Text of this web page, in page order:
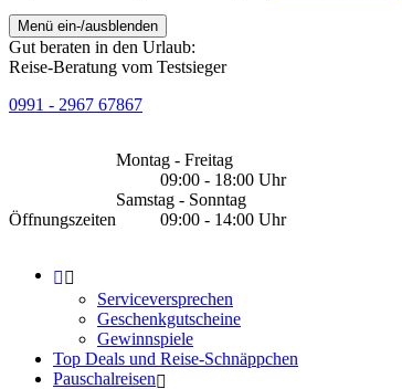
Menü ein-/ausblenden
Gut beraten in den Urlaub:
Reise-Beratung vom Testsieger
0991 - 2967 67867
Öffnungszeiten
Montag - Freitag
09:00 - 18:00 Uhr
Samstag - Sonntag
09:00 - 14:00 Uhr
Serviceversprechen
Geschenkgutscheine
Gewinnspiele
Top Deals und Reise-Schnäppchen
Pauschalreisen